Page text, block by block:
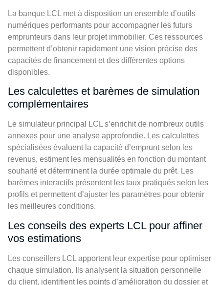
La banque LCL met à disposition un ensemble d’outils
numériques performants pour accompagner les futurs
emprunteurs dans leur projet immobilier. Ces ressources
permettent d’obtenir rapidement une vision précise des
capacités de financement et des différentes options
disponibles.
Les calculettes et barèmes de simulation
complémentaires
Le simulateur principal LCL s’enrichit de nombreux outils
annexes pour une analyse approfondie. Les calculettes
spécialisées évaluent la capacité d’emprunt selon les
revenus, estiment les mensualités en fonction du montant
souhaité et déterminent la durée optimale du prêt. Les
barèmes interactifs présentent les taux pratiqués selon les
profils et permettent d’ajuster les paramètres pour obtenir
les meilleures conditions.
Les conseils des experts LCL pour affiner
vos estimations
Les conseillers LCL apportent leur expertise pour optimiser
chaque simulation. Ils analysent la situation personnelle
du client, identifient les points d’amélioration du dossier et